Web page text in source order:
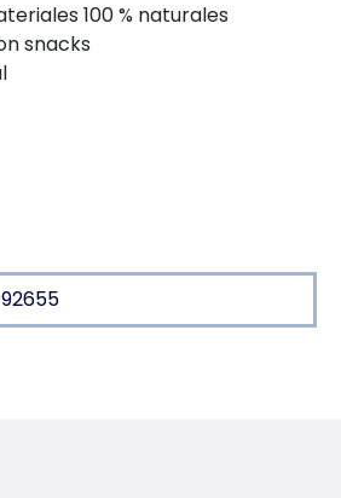
100 % naturales
snacks